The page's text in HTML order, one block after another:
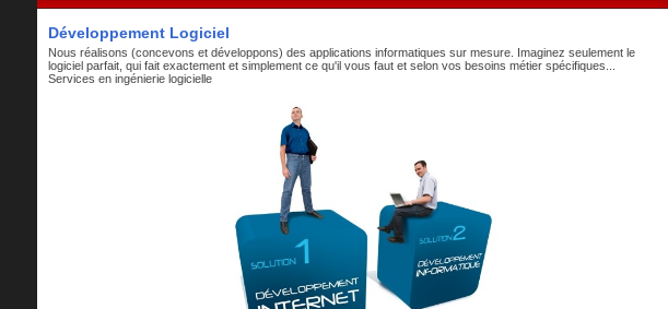
Développement Logiciel
Nous réalisons (concevons et développons) des applications informatiques sur mesure. Imaginez seulement le
logiciel parfait, qui fait exactement et simplement ce qu'il vous faut et selon vos besoins métier spécifiques...
Services en ingénierie logicielle